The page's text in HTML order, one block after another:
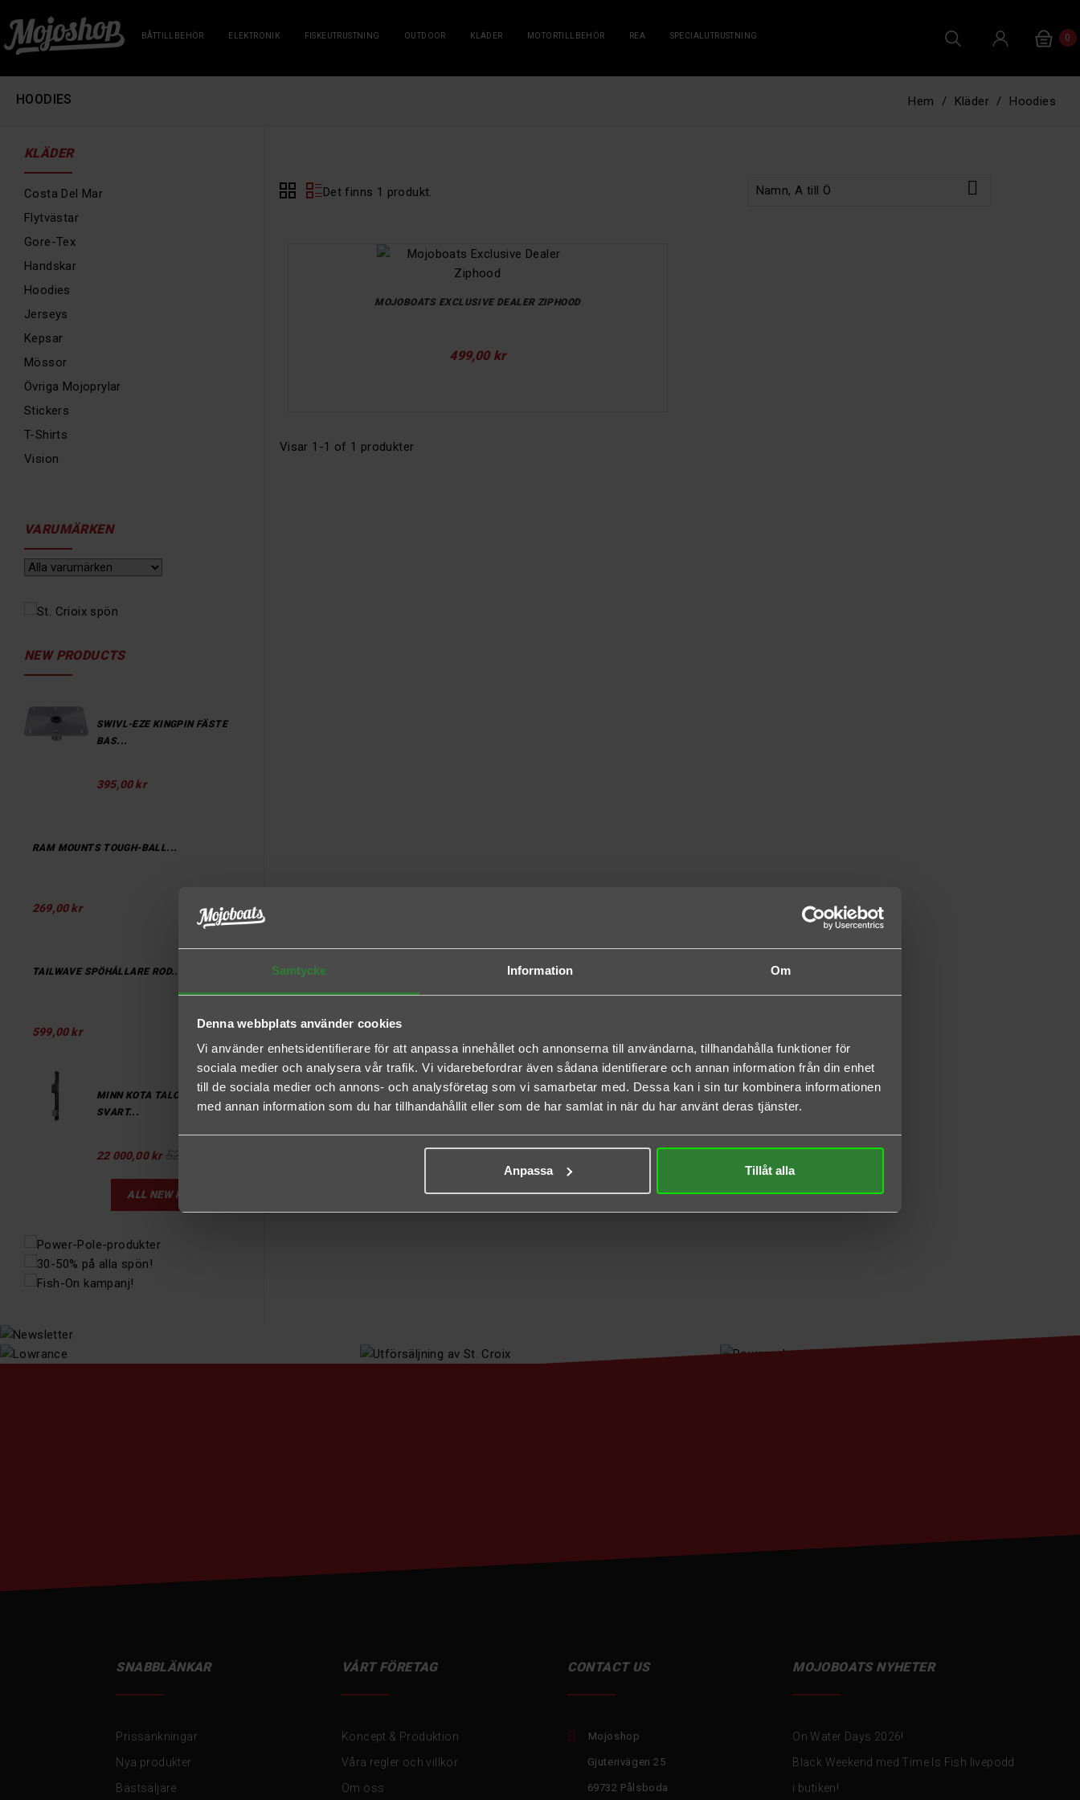
Samtycke Information Om
Denna webbplats använder cookies
Vi använder enhetsidentifierare för att anpassa innehållet och annonserna till användarna, tillhandahålla funktioner för
sociala medier och analysera vår trafik. Vi vidarebefordrar även sådana identifierare och annan information från din enhet
till de sociala medier och annons- och analysföretag som vi samarbetar med. Dessa kan i sin tur kombinera informationen
med annan information som du har tillhandahållit eller som de har samlat in när du har använt deras tjänster.
Anpassa Tillåt alla
BÅTTILLBEHÖR ELEKTRONIK FISKEUTRUSTNING OUTDOOR KLÄDER MOTORTILLBEHÖR REA SPECIALUTRUSTNING 0
HOODIES Hem Kläder Hoodies
KLÄDER
Costa Del Mar
Flytvästar
Gore-Tex
Handskar
Hoodies
Jerseys
Kepsar
Mössor
Övriga Mojoprylar
Stickers
T-Shirts
Vision
VARUMÄRKEN
NEW PRODUCTS
SWIVL-EZE KINGPIN FÄSTE
BAS...
395,00 kr
RAM MOUNTS TOUGH-BALL...
269,00 kr
TAILWAVE SPÖHÅLLARE ROD...
599,00 kr
MINN KOTA TALON BT 12
SVART...
22 000,00 kr 52 985,00 kr
ALL NEW PRODUCTS
Det finns 1 produkt. Namn, A till Ö 
MOJOBOATS EXCLUSIVE DEALER ZIPHOOD
499,00 kr
Visar 1-1 of 1 produkter
SNABBLÄNKAR
Prissänkningar
Nya produkter
Bästsäljare
VÅRT FÖRETAG
Koncept & Produktion
Våra regler och villkor
Om oss
CONTACT US
 Mojoshop
Gjuterivägen 25
69732 Pålsboda
MOJOBOATS NYHETER
On Water Days 2026!
Black Weekend med Time Is Fish livepodd
i butiken!